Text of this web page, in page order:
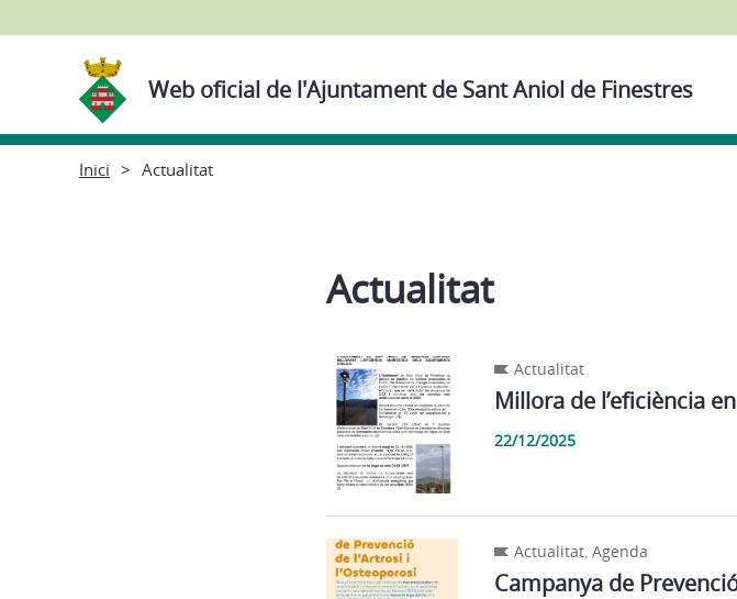
Web oficial de l'Ajuntament de Sant Aniol de Finestres
Inici Actualitat
Actualitat
Actualitat
Millora de l’eficiència
22/12/2025
Actualitat, Agenda
Campanya de